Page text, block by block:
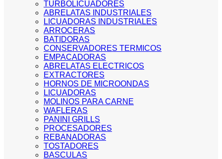
TURBOLICUADORES
ABRELATAS INDUSTRIALES
LICUADORAS INDUSTRIALES
ARROCERAS
BATIDORAS
CONSERVADORES TERMICOS
EMPACADORAS
ABRELATAS ELECTRICOS
EXTRACTORES
HORNOS DE MICROONDAS
LICUADORAS
MOLINOS PARA CARNE
WAFLERAS
PANINI GRILLS
PROCESADORES
REBANADORAS
TOSTADORES
BASCULAS